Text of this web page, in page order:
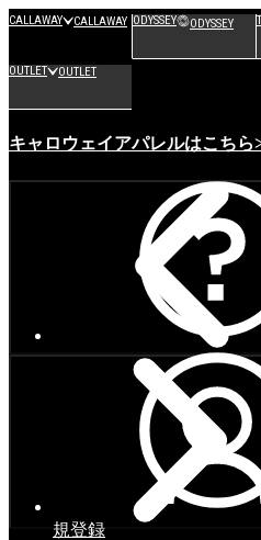
CALLAWAY CALLAWAY ODYSSEY ODYSSEY
OUTLET OUTLET
キャロウェイアパレルはこちら
規登録